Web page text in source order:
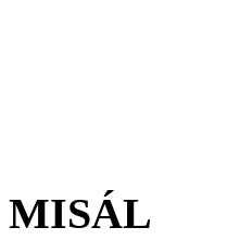
MISÁL